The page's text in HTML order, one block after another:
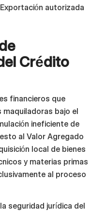
autorizada
Crédito
financieros que
bajo el
ineficiente de
al Valor Agregado
local de bienes
y materias primas
al proceso
seguridad jurídica del